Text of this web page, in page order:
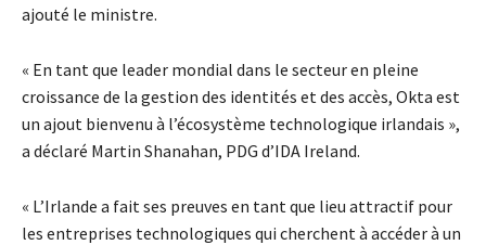
ajouté le ministre.
« En tant que leader mondial dans le secteur en pleine
croissance de la gestion des identités et des accès, Okta est
un ajout bienvenu à l’écosystème technologique irlandais »,
a déclaré Martin Shanahan, PDG d’IDA Ireland.
« L’Irlande a fait ses preuves en tant que lieu attractif pour
les entreprises technologiques qui cherchent à accéder à un